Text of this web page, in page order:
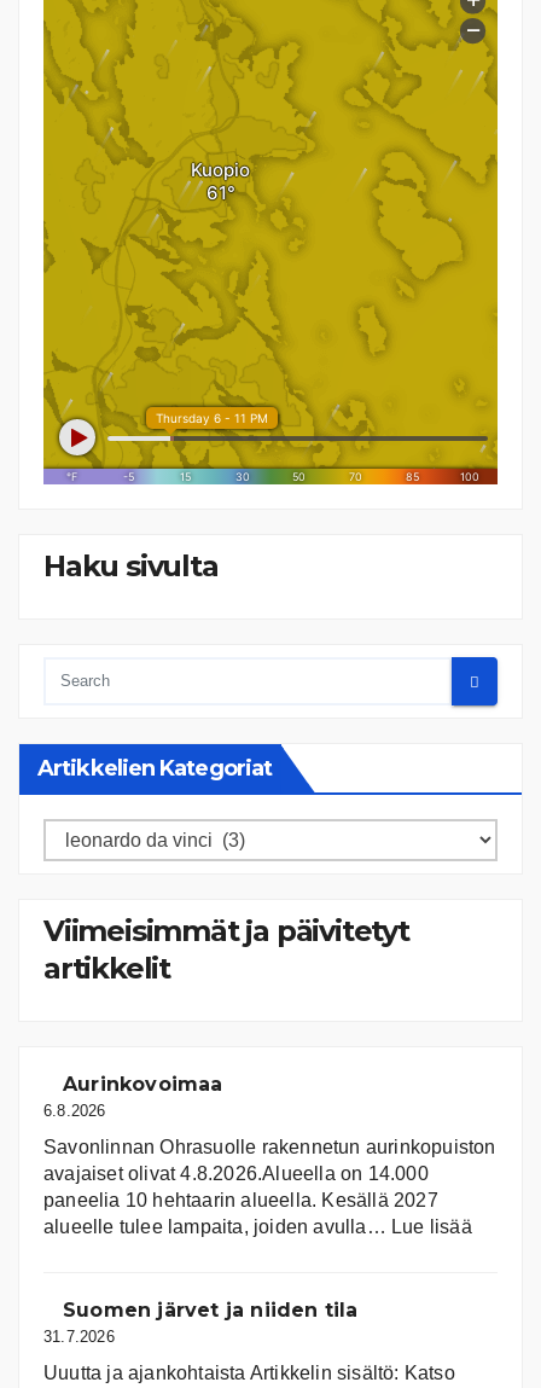
Haku sivulta
Artikkelien Kategoriat
Artikkelien
Viimeisimmät ja päivitetyt
artikkelit
Aurinkovoimaa
6.8.2026
Savonlinnan Ohrasuolle rakennetun aurinkopuiston
avajaiset olivat 4.8.2026.Alueella on 14.000
paneelia 10 hehtaarin alueella. Kesällä 2027
alueelle tulee lampaita, joiden avulla… Lue lisää:
Suomen järvet ja niiden tila
31.7.2026
Uuutta ja ajankohtaista Artikkelin sisältö: Katso